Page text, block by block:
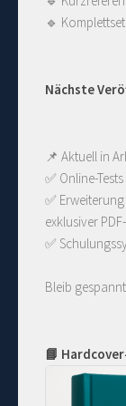
🔹
Nächste
📌 Aktuell in
✅ Online-
✅
exklusiver
✅
Bleib
📘